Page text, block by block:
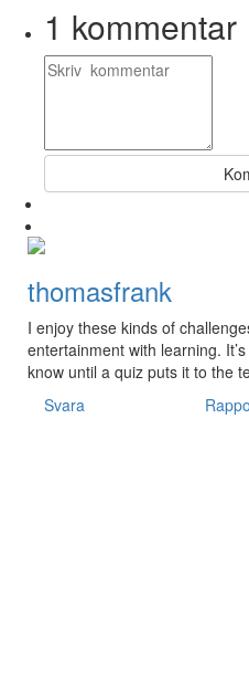
1 kommentar
thomasfrank
I enjoy these kinds of
entertainment with learning.
know until a quiz puts it to the
Svara